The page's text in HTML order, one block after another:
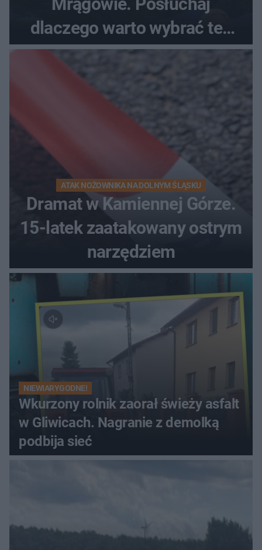
dlaczego warto wybrać ten
kierunek na urlop!
ATAK NOŻOWNIKA NA DOLNYM ŚLĄSKU
Dramat w Kamiennej Górze.
15-latek zaatakowany ostrym
narzędziem
NIEWIARYGODNE!
Wkurzony rolnik zaorał świeży asfalt
w Gliwicach. Nagranie z demolką
podbija sieć